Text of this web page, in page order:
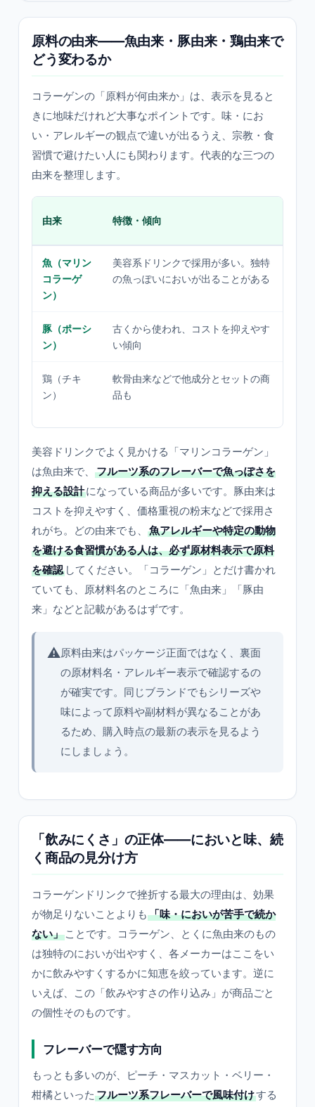
原料の由来——魚由来・豚由来・鶏由来で
どう変わるか
コラーゲンの「原料が何由来か」は、表示を見ると
きに地味だけれど大事なポイントです。味・にお
い・アレルギーの観点で違いが出るうえ、宗教・食
習慣で避けたい人にも関わります。代表的な三つの
由来を整理します。
由来 特徴・傾向
魚（マリン
コラーゲ
ン）
美容系ドリンクで採用が多い。独特
の魚っぽいにおいが出ることがある
豚（ポーシ
ン）
古くから使われ、コストを抑えやす
い傾向
鶏（チキ
ン）
軟骨由来などで他成分とセットの商
品も
美容ドリンクでよく見かける「マリンコラーゲン」
は魚由来で、
フルーツ系のフレーバーで魚っぽさを
抑える設計になっている商品が多いです。豚由来は
コストを抑えやすく、価格重視の粉末などで採用さ
れがち。どの由来でも、
魚アレルギーや特定の動物
を避ける食習慣がある人は、必ず原材料表示で原料
を確認 してください。「コラーゲン」とだけ書かれ
ていても、原材料名のところに「魚由来」「豚由
来」などと記載があるはずです。
⚠️原料由来はパッケージ正面ではなく、裏面
の原材料名・アレルギー表示で確認するの
が確実です。同じブランドでもシリーズや
味によって原料や副材料が異なることがあ
るため、購入時点の最新の表示を見るよう
にしましょう。
「飲みにくさ」の正体——においと味、続
く商品の見分け方
コラーゲンドリンクで挫折する最大の理由は、効果
が物足りないことよりも 「味・においが苦手で続か
ない」 ことです。コラーゲン、とくに魚由来のもの
は独特のにおいが出やすく、各メーカーはここをい
かに飲みやすくするかに知恵を絞っています。逆に
いえば、この「飲みやすさの作り込み」が商品ごと
の個性そのものです。
フレーバーで隠す方向
もっとも多いのが、ピーチ・マスカット・ベリー・
柑橘といった フルーツ系フレーバーで風味付けする